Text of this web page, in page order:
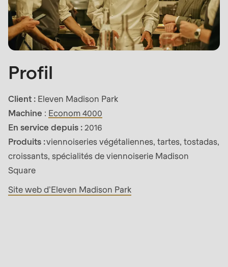
Drupal\rondo_contact\ContactService-
>Drupal\rondo_contact\
{closure}
()
592
modules/custom/rondo_contact/src/
Deprecated
function:
mb_substr():
Passing
null
Profil
Client : Eleven Madison Park
Machine : Econom 4000
En service depuis : 2016
Produits :viennoiseries végétaliennes, tartes, tostadas,
croissants, spécialités de viennoiserie Madison
Square
Site web d’Eleven Madison Park